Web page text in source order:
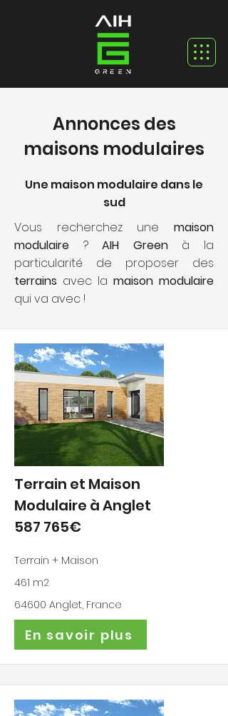
Annonces des
maisons modulaires
Une maison modulaire dans le
sud
Vous recherchez une maison
modulaire ?AIH Greenà la
particularité de proposer des
terrains avec la maison modulaire
qui va avec !
Terrain et Maison
Modulaire à Anglet
587 765€
Terrain + Maison
461 m2
64600 Anglet, France
En savoir plus